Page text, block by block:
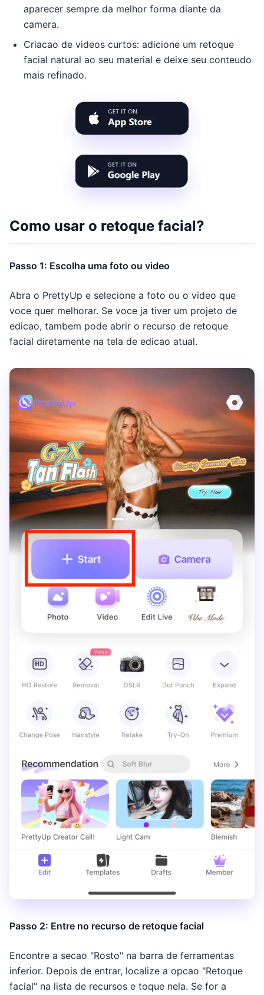
aparecer sempre da melhor forma diante da
camera.
Criacao de videos curtos: adicione um retoque
facial natural ao seu material e deixe seu conteudo
mais refinado.
Como usar o retoque facial?
Passo 1: Escolha uma foto ou video
Abra o PrettyUp e selecione a foto ou o video que
voce quer melhorar. Se voce ja tiver um projeto de
edicao, tambem pode abrir o recurso de retoque
facial diretamente na tela de edicao atual.
Passo 2: Entre no recurso de retoque facial
Encontre a secao "Rosto" na barra de ferramentas
inferior. Depois de entrar, localize a opcao "Retoque
facial" na lista de recursos e toque nela. Se for a